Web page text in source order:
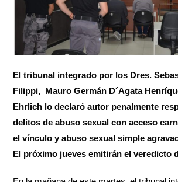
El tribunal integrado por los Dres.
Filippi, Mauro Germán D´Agata
Ehrlich lo declaró autor penalmente
delitos de abuso sexual con acceso
el vínculo y abuso sexual simple
El próximo jueves emitirán el veredicto